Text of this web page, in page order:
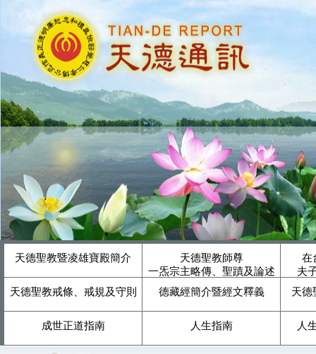
天德聖教暨凌雄寶殿簡介
天德聖教師尊
一炁宗主略傳、聖蹟及論述
在
夫
天德聖教戒條、戒規及守則
德藏經簡介暨經文釋義 天德
成世正道指南 人生指南 人